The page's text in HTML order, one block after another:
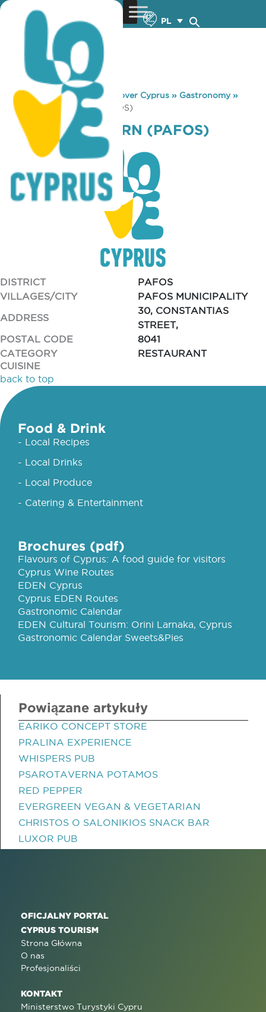
PL
You are here: Home »Discover Cyprus » Gastronomy»
DIONYSOS TAVERN (PAFOS)
DIONYSOS TAVERN (PAFOS)
DISTRICT
PAFOS
VILLAGES/CITY
PAFOS MUNICIPALITY
ADDRESS
30, CONSTANTIAS
STREET,
POSTAL CODE
8041
CATEGORY
RESTAURANT
CUISINE
back to top
Food & Drink
- Local Recipes
- Local Drinks
- Local Produce
- Catering & Entertainment
Brochures (pdf)
Flavours of Cyprus: A food guide for visitors
Cyprus Wine Routes
EDEN Cyprus
Cyprus EDEN Routes
Gastronomic Calendar
EDEN Cultural Tourism: Orini Larnaka, Cyprus
Gastronomic Calendar Sweets&Pies
Powiązane artykuły
EARIKO CONCEPT STORE
PRALINA EXPERIENCE
WHISPERS PUB
PSAROTAVERNA POTAMOS
RED PEPPER
EVERGREEN VEGAN & VEGETARIAN
CHRISTOS O SALONIKIOS SNACK BAR
LUXOR PUB
OFICJALNY PORTAL
CYPRUS TOURISM
Strona Główna
O nas
Profesjonaliści
KONTAKT
Ministerstwo Turystyki Cypru